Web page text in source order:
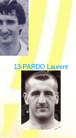
13-PARDO Laurent